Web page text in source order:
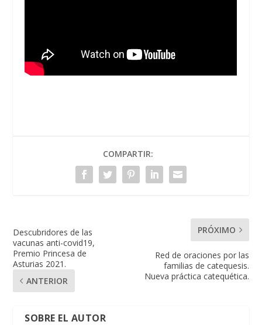
COMPARTIR:
Descubridores de las
vacunas anti-covid19,
Premio Princesa de
Asturias 2021.
ANTERIOR
PRÓXIMO
Red de oraciones por las
familias de catequesis.
Nueva práctica catequética.
SOBRE EL AUTOR